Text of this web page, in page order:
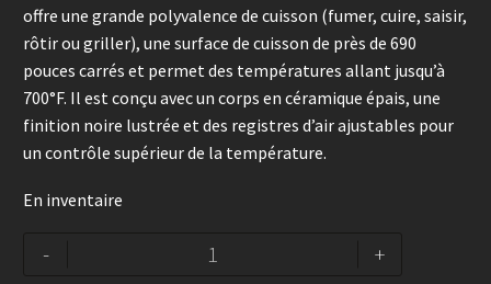
offre une grande polyvalence de cuisson (fumer, cuire, saisir,
rôtir ou griller), une surface de cuisson de près de 690
pouces carrés et permet des températures allant jusqu’à
700°F. Il est conçu avec un corps en céramique épais, une
finition noire lustrée et des registres d’air ajustables pour
un contrôle supérieur de la température.
En inventaire
- +